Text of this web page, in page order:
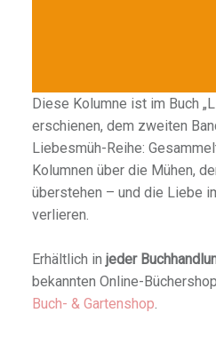
Diese Kolumne ist im Buch
erschienen, dem zweiten
Liebesmüh-Reihe:
Kolumnen über die Mühen,
überstehen – und die Liebe
verlieren.
Erhältlich in jeder
bekannten Online-
Buch- & Gartenshop